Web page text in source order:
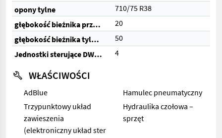
opony tylne
710/75 R38
głębokość bieżnika przednich opon (%)
20
głębokość bieżnika tylnych opon (%)
50
Jednostki sterujące DW (razem)
4
WŁAŚCIWOŚCI
AdBlue
Hamulec pneumatyczny
Trzypunktowy układ
zawieszenia
(elektroniczny układ ster
Hydraulika czołowa –
sprzęt